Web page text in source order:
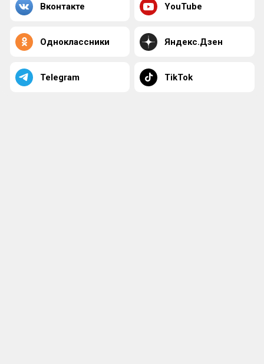
Вконтакте YouTube
Одноклассники Яндекс.Дзен
Telegram TikTok